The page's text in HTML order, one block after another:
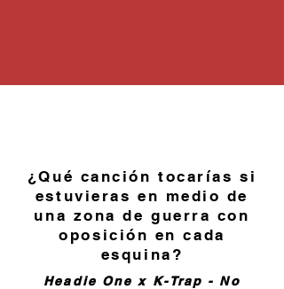
¿Qué canción tocarías si
estuvieras en medio de
una zona de guerra con
oposición en cada
esquina?
Headie One x K-Trap - No